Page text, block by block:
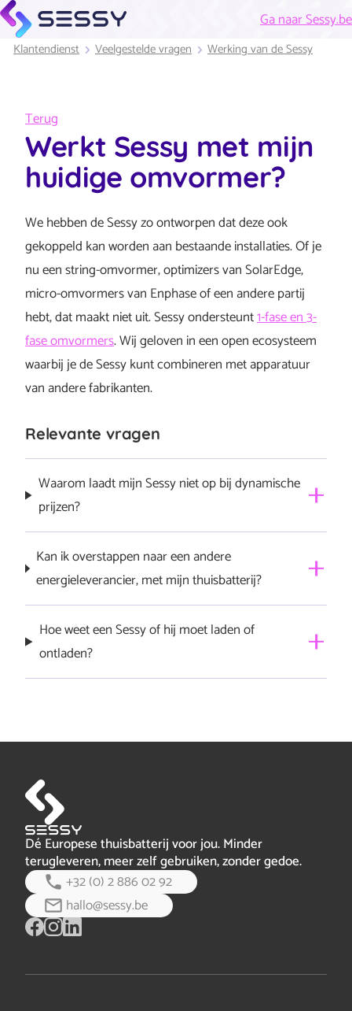
Ga naar Sessy.be
Klantendienst Veelgestelde vragen Werking van de Sessy
Terug
Werkt Sessy met mijn
huidige omvormer?
We hebben de Sessy zo ontworpen dat deze ook
gekoppeld kan worden aan bestaande installaties. Of je
nu een string-omvormer, optimizers van SolarEdge,
micro-omvormers van Enphase of een andere partij
hebt, dat maakt niet uit. Sessy ondersteunt1-fase en 3-
fase omvormers. Wij geloven in een open ecosysteem
waarbij je de Sessy kunt combineren met apparatuur
van andere fabrikanten.
Relevante vragen
Waarom laadt mijn Sessy niet op bij dynamische
prijzen?
opladen op basis van de schommelingen in een
dynamisch energiecontract. Soms kan het voorkomen
moment niets te doen heeft. Dit gebeurt wanneer er
geen prijsverschil van minimaal 10 cent is. Als dit…
volledig bericht
Kan ik overstappen naar een andere
energieleverancier, met mijn thuisbatterij?
Hoe weet een Sessy of hij moet laden of
ontladen?
hoofdaansluiting de energie van alle fasen te meten kan
worden voor de hoogste besparing.
Dé Europese thuisbatterij voor jou. Minder
terugleveren, meer zelf gebruiken, zonder gedoe.
+32 (0) 2 886 02 92
hallo@sessy.be